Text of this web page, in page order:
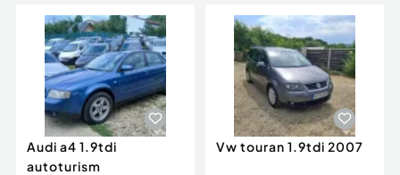
Servicii
Animale de companie
Afaceri și echipamente profesionale
Inchiriere Bunuri si Vehicule
Utilaje agricole si industriale
Piese auto si accesorii
Dacia Duster
Audi a4 1.9tdi
autoturism
Vw touran 1.9tdi 2007